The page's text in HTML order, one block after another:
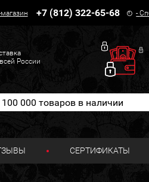
+7 (812) 322-65-68 -
России
СЕРТИФИКАТЫ